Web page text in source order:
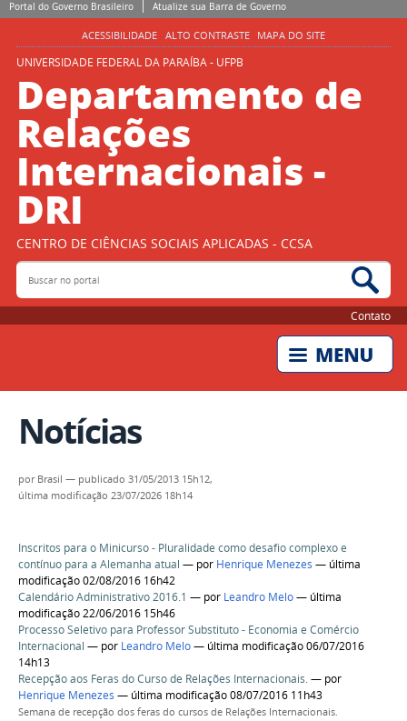
Portal do Governo Brasileiro Atualize sua Barra de Governo
ACESSIBILIDADE ALTO CONTRASTE MAPA DO SITE
UNIVERSIDADE FEDERAL DA PARAÍBA - UFPB
Departamento de
Relações
Internacionais -
DRI
CENTRO DE CIÊNCIAS SOCIAIS APLICADAS - CCSA
Buscar no portal
Contato
Notícias
por Brasil — publicado 31/05/2013 15h12,
última modificação 23/07/2026 18h14
Inscritos para o Minicurso - Pluralidade como desafio complexo e
contínuo para a Alemanha atual — por Henrique Menezes — última
modificação 02/08/2016 16h42
Calendário Administrativo 2016.1 — por Leandro Melo— última
modificação 22/06/2016 15h46
Processo Seletivo para Professor Substituto - Economia e Comércio
Internacional — por Leandro Melo— última modificação 06/07/2016
14h13
Recepção aos Feras do Curso de Relações Internacionais.— por
Henrique Menezes — última modificação 08/07/2016 11h43
Semana de recepção dos feras do cursos de Relações Internacionais.